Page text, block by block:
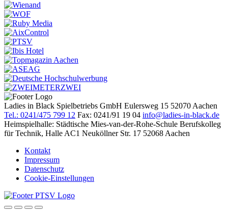
Ladies in Black Spielbetriebs GmbH Eulersweg 15 52070 Aachen
Tel.: 0241/475 799 12 Fax: 0241/91 19 04 info@ladies-in-black.de
Heimspielhalle: Städtische Mies-van-der-Rohe-Schule Berufskolleg
für Technik, Halle AC1 Neuköllner Str. 17 52068 Aachen
Kontakt
Impressum
Datenschutz
Cookie-Einstellungen